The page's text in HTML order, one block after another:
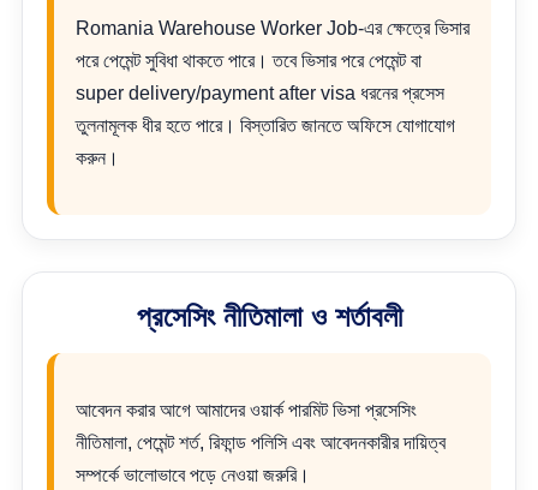
Romania Warehouse Worker Job-এর ক্ষেত্রে ভিসার
পরে পেমেন্ট সুবিধা থাকতে পারে। তবে ভিসার পরে পেমেন্ট বা
super delivery/payment after visa ধরনের প্রসেস
তুলনামূলক ধীর হতে পারে। বিস্তারিত জানতে অফিসে যোগাযোগ
করুন।
প্রসেসিং নীতিমালা ও শর্তাবলী
আবেদন করার আগে আমাদের ওয়ার্ক পারমিট ভিসা প্রসেসিং
নীতিমালা, পেমেন্ট শর্ত, রিফান্ড পলিসি এবং আবেদনকারীর দায়িত্ব
সম্পর্কে ভালোভাবে পড়ে নেওয়া জরুরি।